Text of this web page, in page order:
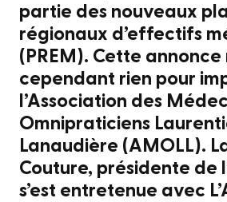
partie des nouveaux
régionaux d’effectifs
(PREM). Cette
cependant rien pour
l’Association des
Omnipraticiens
Lanaudière (AMOLL).
Couture, présidente de
s’est entretenue avec